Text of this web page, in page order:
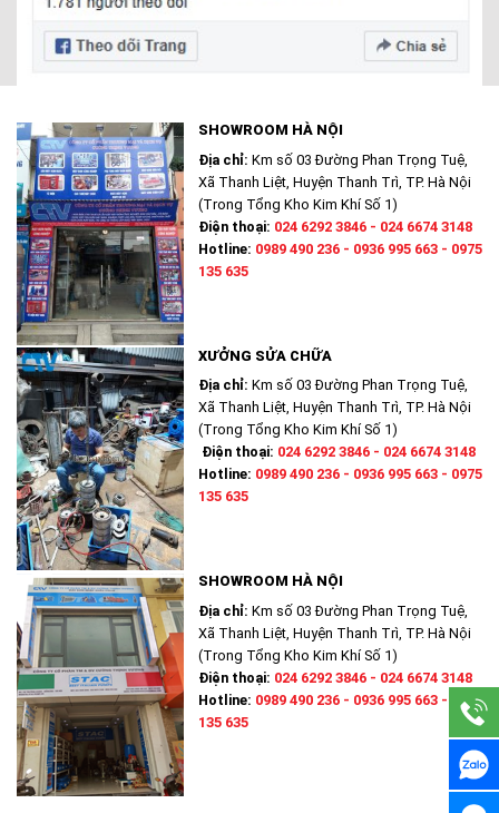
SHOWROOM HÀ NỘI
Địa chỉ: Km số 03 Đường Phan Trọng Tuệ,
Xã Thanh Liệt, Huyện Thanh Trì, TP. Hà Nội
(Trong Tổng Kho Kim Khí Số 1)
Điện thoại: 024 6292 3846 - 024 6674 3148
Hotline: 0989 490 236 - 0936 995 663 - 0975
135 635
XƯỞNG SỬA CHỮA
Địa chỉ: Km số 03 Đường Phan Trọng Tuệ,
Xã Thanh Liệt, Huyện Thanh Trì, TP. Hà Nội
(Trong Tổng Kho Kim Khí Số 1)
Điện thoại: 024 6292 3846 - 024 6674 3148
Hotline: 0989 490 236 - 0936 995 663 - 0975
135 635
SHOWROOM HÀ NỘI
Địa chỉ: Km số 03 Đường Phan Trọng Tuệ,
Xã Thanh Liệt, Huyện Thanh Trì, TP. Hà Nội
(Trong Tổng Kho Kim Khí Số 1)
Điện thoại: 024 6292 3846 - 024 6674 3148
Hotline: 0989 490 236 - 0936 995 663 - 0975
135 635